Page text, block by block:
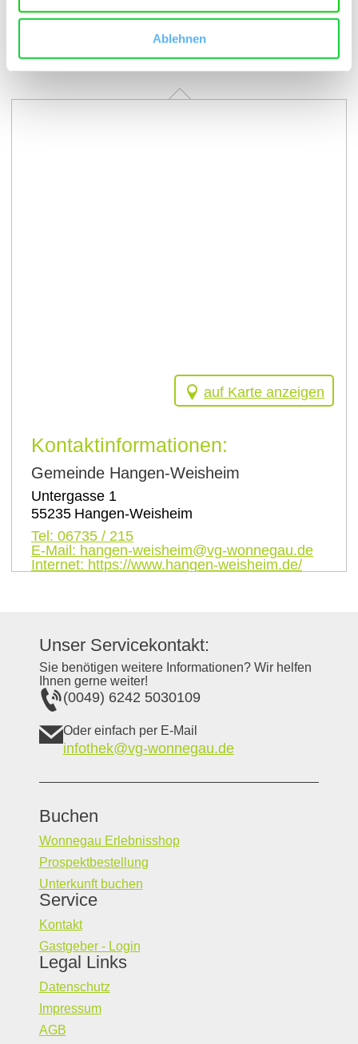
Ablehnen
Kontakt
auf Karte anzeigen
Kontaktinformationen:
Gemeinde Hangen-Weisheim
Untergasse 1
55235 Hangen-Weisheim
Tel: 06735 / 215
E-Mail: hangen-weisheim@vg-wonnegau.de
Internet: https://www.hangen-weisheim.de/
Unser Servicekontakt:
Sie benötigen weitere Informationen? Wir helfen
Ihnen gerne weiter!
(0049) 6242 5030109
Oder einfach per E-Mail
infothek@vg-wonnegau.de
Buchen
Wonnegau Erlebnisshop
Prospektbestellung
Unterkunft buchen
Service
Kontakt
Gastgeber - Login
Legal Links
Datenschutz
Impressum
AGB